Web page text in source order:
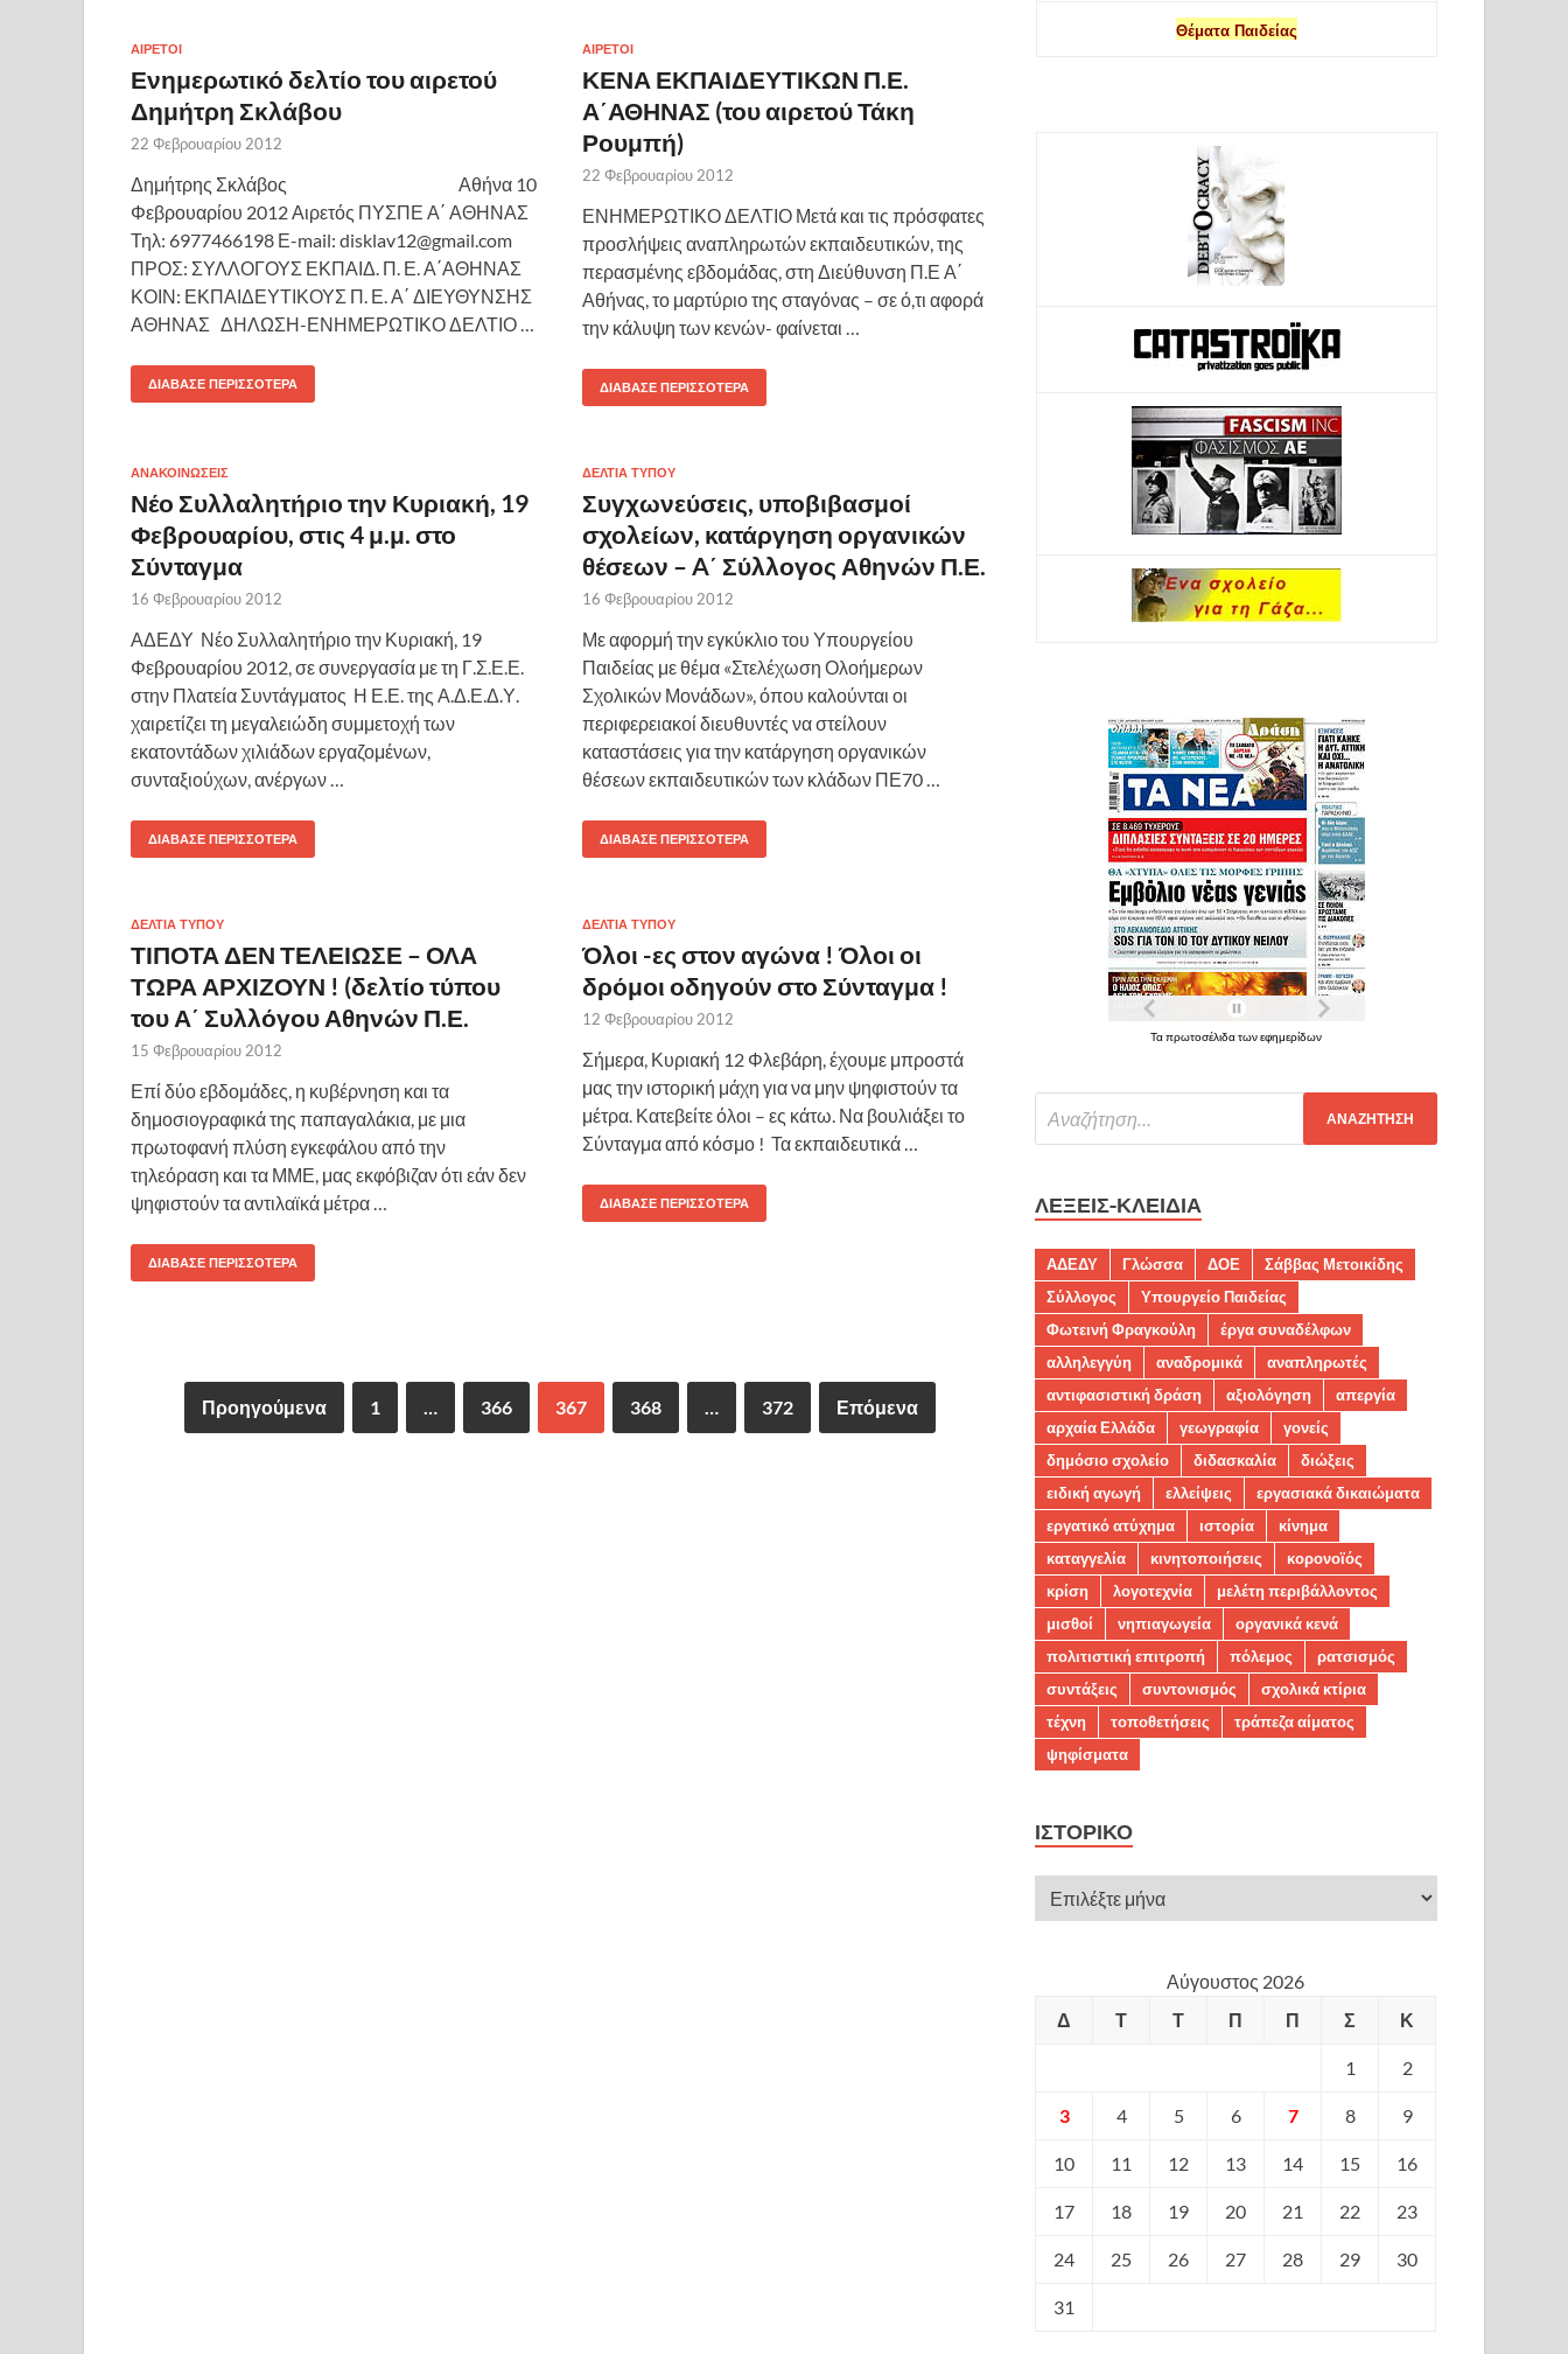
ΑΙΡΕΤΟΙ
Ενημερωτικό δελτίο του αιρετού
Δημήτρη Σκλάβου
22 Φεβρουαρίου 2012
Δημήτρης Σκλάβος Αθήνα 10
Φεβρουαρίου 2012 Αιρετός ΠΥΣΠΕ Α΄ ΑΘΗΝΑΣ
Τηλ: 6977466198 Ε-mail: disklav12@gmail.com
ΠΡΟΣ: ΣΥΛΛΟΓΟΥΣ ΕΚΠΑΙΔ. Π. Ε. Α΄ΑΘΗΝΑΣ
ΚΟΙΝ: ΕΚΠΑΙΔΕΥΤΙΚΟΥΣ Π. Ε. Α΄ ΔΙΕΥΘΥΝΣΗΣ
ΑΘΗΝΑΣ ΔΗΛΩΣΗ-ΕΝΗΜΕΡΩΤΙΚΟ ΔΕΛΤΙΟ …
ΔΙΆΒΑΣΕ ΠΕΡΙΣΣΌΤΕΡΑ
ΑΙΡΕΤΟΙ
ΚΕΝΑ ΕΚΠΑΙΔΕΥΤΙΚΩΝ Π.Ε.
Α΄ΑΘΗΝΑΣ (του αιρετού Τάκη
Ρουμπή)
22 Φεβρουαρίου 2012
ΕΝΗΜΕΡΩΤΙΚΟ ΔΕΛΤΙΟ Μετά και τις πρόσφατες
προσλήψεις αναπληρωτών εκπαιδευτικών, της
περασμένης εβδομάδας, στη Διεύθυνση Π.Ε Α΄
Αθήνας, το μαρτύριο της σταγόνας – σε ό,τι αφορά
την κάλυψη των κενών- φαίνεται …
ΔΙΆΒΑΣΕ ΠΕΡΙΣΣΌΤΕΡΑ
ΑΝΑΚΟΙΝΩΣΕΙΣ
Νέο Συλλαλητήριο την Κυριακή, 19
Φεβρουαρίου, στις 4 μ.μ. στο
Σύνταγμα
16 Φεβρουαρίου 2012
ΑΔΕΔΥ Νέο Συλλαλητήριο την Κυριακή, 19
Φεβρουαρίου 2012, σε συνεργασία με τη Γ.Σ.Ε.Ε.
στην Πλατεία Συντάγματος Η Ε.Ε. της Α.Δ.Ε.Δ.Υ.
χαιρετίζει τη μεγαλειώδη συμμετοχή των
εκατοντάδων χιλιάδων εργαζομένων,
συνταξιούχων, ανέργων …
ΔΙΆΒΑΣΕ ΠΕΡΙΣΣΌΤΕΡΑ
ΔΕΛΤΙΑ ΤΥΠΟΥ
Συγχωνεύσεις, υποβιβασμοί
σχολείων, κατάργηση οργανικών
θέσεων – A΄ Σύλλογος Αθηνών Π.Ε.
16 Φεβρουαρίου 2012
Με αφορμή την εγκύκλιο του Υπουργείου
Παιδείας με θέμα «Στελέχωση Ολοήμερων
Σχολικών Μονάδων», όπου καλούνται οι
περιφερειακοί διευθυντές να στείλουν
καταστάσεις για την κατάργηση οργανικών
θέσεων εκπαιδευτικών των κλάδων ΠΕ70 …
ΔΙΆΒΑΣΕ ΠΕΡΙΣΣΌΤΕΡΑ
ΔΕΛΤΙΑ ΤΥΠΟΥ
ΤΙΠΟΤΑ ΔΕΝ ΤΕΛΕΙΩΣΕ – ΟΛΑ
ΤΩΡΑ ΑΡΧΙΖΟΥΝ ! (δελτίο τύπου
του Α΄ Συλλόγου Αθηνών Π.Ε.
15 Φεβρουαρίου 2012
Επί δύο εβδομάδες, η κυβέρνηση και τα
δημοσιογραφικά της παπαγαλάκια, με μια
πρωτοφανή πλύση εγκεφάλου από την
τηλεόραση και τα ΜΜΕ, μας εκφόβιζαν ότι εάν δεν
ψηφιστούν τα αντιλαϊκά μέτρα …
ΔΙΆΒΑΣΕ ΠΕΡΙΣΣΌΤΕΡΑ
ΔΕΛΤΙΑ ΤΥΠΟΥ
Όλοι -ες στον αγώνα ! Όλοι οι
δρόμοι οδηγούν στο Σύνταγμα !
12 Φεβρουαρίου 2012
Σήμερα, Κυριακή 12 Φλεβάρη, έχουμε μπροστά
μας την ιστορική μάχη για να μην ψηφιστούν τα
μέτρα. Κατεβείτε όλοι – ες κάτω. Να βουλιάξει το
Σύνταγμα από κόσμο ! Τα εκπαιδευτικά …
ΔΙΆΒΑΣΕ ΠΕΡΙΣΣΌΤΕΡΑ
Προηγούμενα 1 366 367 368 372 Επόμενα
Θέματα Παιδείας
Τα πρωτοσέλιδα των εφημερίδων
ΛΈΞΕΙΣ-ΚΛΕΙΔΙΆ
ΑΔΕΔΥ Γλώσσα ΔΟΕ
Σάββας Μετοικίδης
Σύλλογος
Υπουργείο Παιδείας
Φωτεινή Φραγκούλη
έργα συναδέλφων
αλληλεγγύη
αναδρομικά
αναπληρωτές
αντιφασιστική δράση
αξιολόγηση
απεργία
αρχαία Ελλάδα
γεωγραφία
γονείς
δημόσιο σχολείο
διδασκαλία
διώξεις
ειδική αγωγή
ελλείψεις
εργασιακά δικαιώματα
εργατικό ατύχημα
ιστορία
κίνημα
καταγγελία
κινητοποιήσεις
κορονοϊός
κρίση
λογοτεχνία
μελέτη περιβάλλοντος
μισθοί
νηπιαγωγεία
οργανικά κενά
πολιτιστική επιτροπή
πόλεμος
ρατσισμός
συντάξεις
συντονισμός
σχολικά κτίρια
τέχνη
τοποθετήσεις
τράπεζα αίματος
ψηφίσματα
ΙΣΤΟΡΙΚΌ
Αύγουστος 2026
Δ
Τ Τ Π Π Σ Κ
1 2
3 4 5 6 7 8 9
10 11 12 13 14 15 16
17 18 19 20 21 22 23
24 25 26 27 28 29 30
31